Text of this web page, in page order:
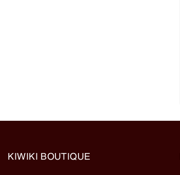
KIWIKI BOUTIQUE